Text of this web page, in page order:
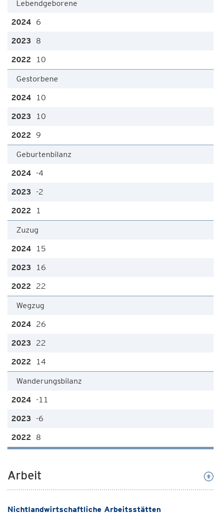
Lebendgeborene
6
8
10
Gestorbene
10
10
9
Geburtenbilanz
-4
-2
1
Zuzug
15
16
22
Wegzug
26
22
14
Wanderungsbilanz
-11
-6
8
Arbeit
Nichtlandwirtschaftliche Arbeitsstätten